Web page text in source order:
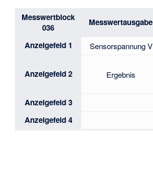
Messwertblock
036
Messwertausgabe
Anzeigefeld 1 Sensorspannung V
Anzeigefeld 2 Ergebnis
Anzeigefeld 3
Anzeigefeld 4